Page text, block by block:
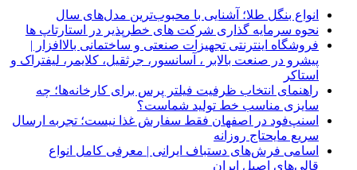
انواع بنگل طلا؛ آشنایی با محبوب‌ترین مدل‌های سال
نحوه سرمایه‌ گذاری شرکت‌ های خطرپذیر در استارتاپ ها
فروشگاه اینترنتی تجهیزات صنعتی و ساختمانی بالاافزار |
پیشرو در صنعت بالابر ، آسانسور، جرثقیل، کلایمر، لیفتراک و
استاکر
راهنمای انتخاب ظرفیت فیلتر پرس برای کارخانه‌ها؛ چه
سایزی مناسب خط تولید شماست؟
اسنپ‌فود در اصفهان فقط سفارش غذا نیست؛ تجربه ارسال
سریع مایحتاج روزانه
اسامی فرش‌های دستباف ایرانی | معرفی کامل انواع
قالی‌های اصیل ایران